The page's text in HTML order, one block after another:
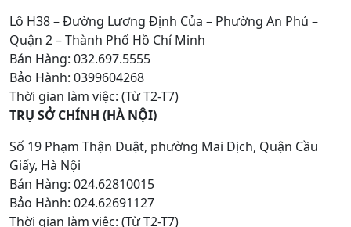
Lô H38 – Đường Lương Định Của – Phường An Phú –
Quận 2 – Thành Phố Hồ Chí Minh
Bán Hàng: 032.697.5555
Bảo Hành: 0399604268
Thời gian làm việc: (Từ T2-T7)
TRỤ SỞ CHÍNH (HÀ NỘI)
Số 19 Phạm Thận Duật, phường Mai Dịch, Quận Cầu
Giấy, Hà Nội
Bán Hàng: 024.62810015
Bảo Hành: 024.62691127
Thời gian làm việc: (Từ T2-T7)